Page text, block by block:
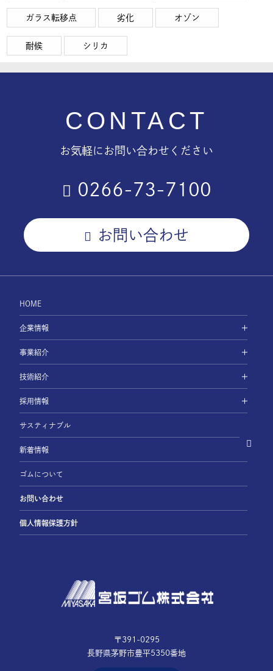
ガラス転移点 劣化 オゾン
耐候 シリカ
CONTACT
お気軽にお問い合わせください
0266-73-7100
お問い合わせ
〒391-0295
長野県茅野市豊平5350番地
HOME
企業情報
事業紹介
技術紹介
採用情報
サスティナブル
新着情報
ゴムについて
お問い合わせ
個人情報保護方針